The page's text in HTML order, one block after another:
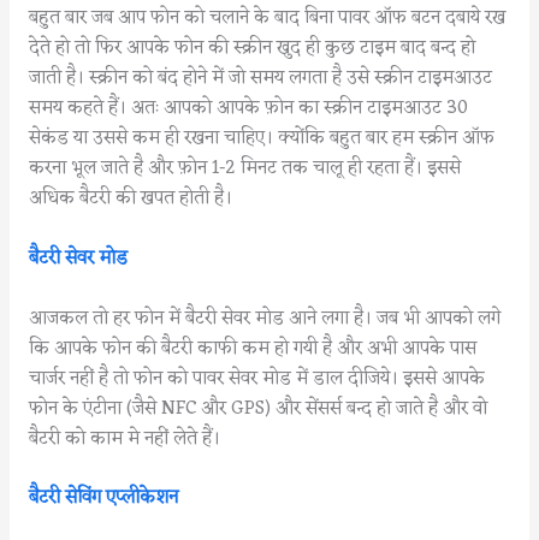
बहुत बार जब आप फोन को चलाने के बाद बिना पावर ऑफ बटन दबाये रख
देते हो तो फिर आपके फोन की स्क्रीन खुद ही कुछ टाइम बाद बन्द हो
जाती है। स्क्रीन को बंद होने में जो समय लगता है उसे स्क्रीन टाइमआउट
समय कहते हैं। अतः आपको आपके फ़ोन का स्क्रीन टाइमआउट 30
सेकंड या उससे कम ही रखना चाहिए। क्योंकि बहुत बार हम स्क्रीन ऑफ
करना भूल जाते है और फ़ोन 1-2 मिनट तक चालू ही रहता हैं। इससे
अधिक बैटरी की खपत होती है।
बैटरी सेवर मोड
आजकल तो हर फोन में बैटरी सेवर मोड आने लगा है। जब भी आपको लगे
कि आपके फोन की बैटरी काफी कम हो गयी है और अभी आपके पास
चार्जर नहीं है तो फोन को पावर सेवर मोड में डाल दीजिये। इससे आपके
फोन के एंटीना (जैसे NFC और GPS) और सेंसर्स बन्द हो जाते है और वो
बैटरी को काम मे नहीं लेते हैं।
बैटरी सेविंग एप्लीकेशन